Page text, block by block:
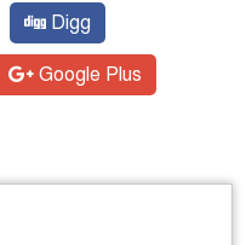
Digg
Google Plus